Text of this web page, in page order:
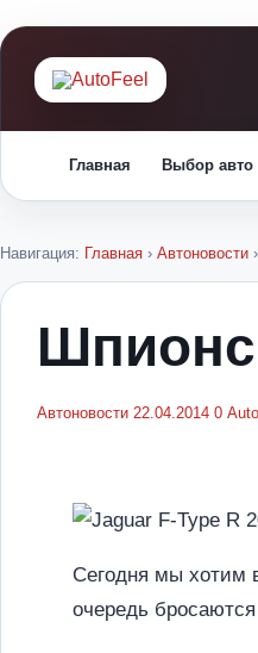
Главная Выбор авто
Навигация: Главная › Автоновости ›
Автоновости 22.04.2014 0
Сегодня мы хотим
очередь